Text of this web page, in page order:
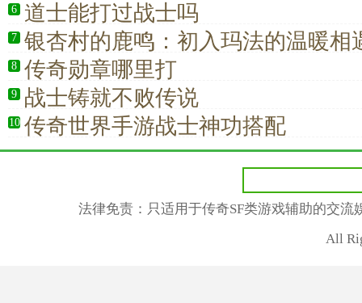
6 道士能打过战士吗
7 银杏村的鹿鸣：初入玛法的温暖相
8 传奇勋章哪里打
9 战士铸就不败传说
10 传奇世界手游战士神功搭配
法律免责：只适用于传奇SF类游戏辅助的交
All